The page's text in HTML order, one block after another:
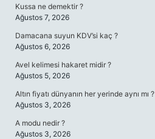
Kussa ne demektir ?
Ağustos 7, 2026
Damacana suyun KDV’si kaç ?
Ağustos 6, 2026
Avel kelimesi hakaret midir ?
Ağustos 5, 2026
Altın fiyatı dünyanın her yerinde aynı mı ?
Ağustos 3, 2026
A modu nedir ?
Ağustos 3, 2026